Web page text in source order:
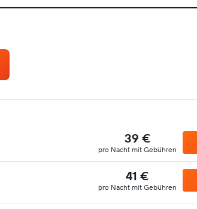
39 €
pro Nacht mit Gebühren
41 €
pro Nacht mit Gebühren